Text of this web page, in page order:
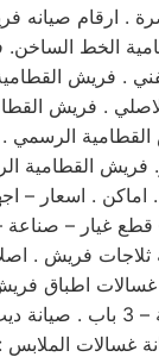
الخط الساخن.
. فريش
. فريش
الرسمي .
فريش القطامية
. اسعار –
قطع غيار –
ثلاجات فريش .
غسالات اطباق
نوفروست – عادية – 3
غسالات الملابس